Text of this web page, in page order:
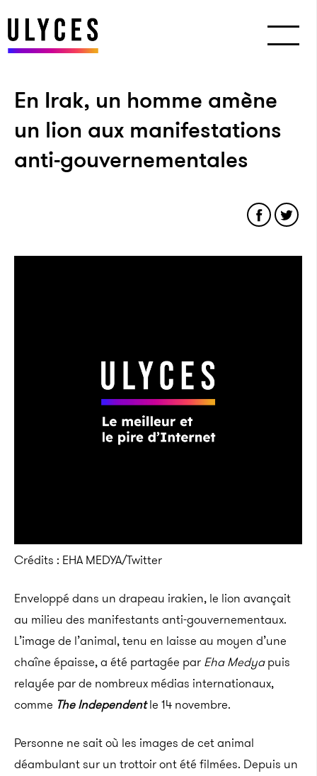
En Irak, un homme amène
un lion aux manifestations
anti-gouvernementales
Crédits : EHA MEDYA/Twitter
Enveloppé dans un drapeau irakien, le lion avançait
au milieu des manifestants anti-gouvernementaux.
L’image de l’animal, tenu en laisse au moyen d’une
chaîne épaisse, a été partagée par Eha Medyapuis
relayée par de nombreux médias internationaux,
comme The Independent le 14 novembre.
Personne ne sait où les images de cet animal
déambulant sur un trottoir ont été filmées. Depuis un